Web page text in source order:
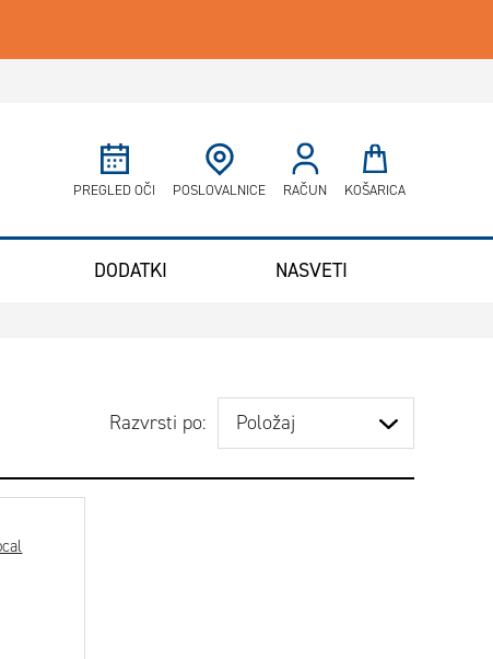
PREGLED OČI POSLOVALNICE RAČUN KOŠARICA
DODATKI NASVETI
Razvrsti po: